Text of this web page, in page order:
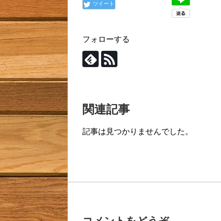
ツイート
フォローする
関連記事
記事は見つかりませんでした。